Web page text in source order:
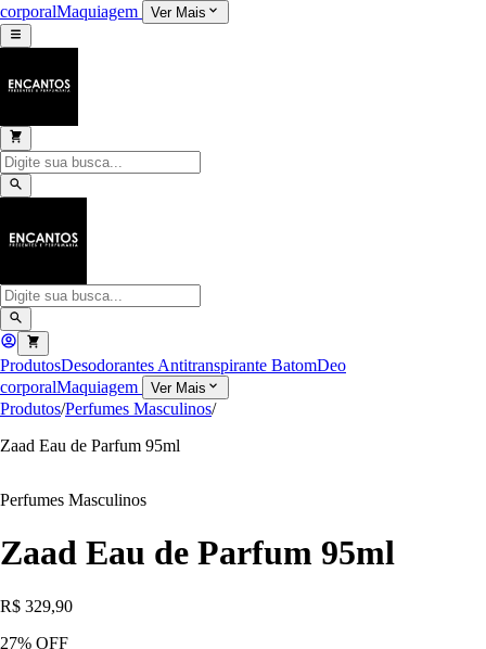
corporalMaquiagem Ver Mais
ProdutosDesodorantes Antitranspirante BatomDeo
corporalMaquiagem Ver Mais
Produtos/Perfumes Masculinos/
Zaad Eau de Parfum 95ml
Perfumes Masculinos
Zaad Eau de Parfum 95ml
R$ 329,90
27% OFF